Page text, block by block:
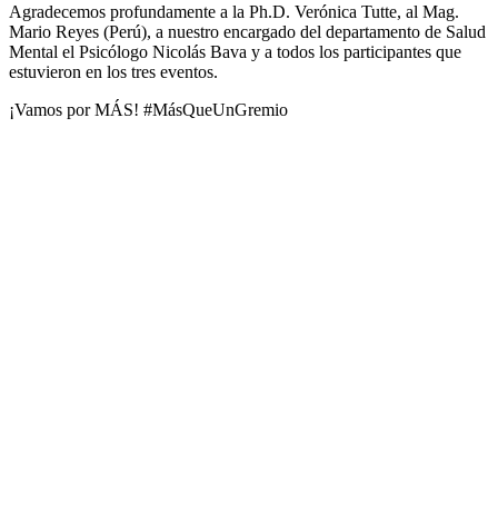
Agradecemos profundamente a la Ph.D. Verónica Tutte, al Mag.
Mario Reyes (Perú), a nuestro encargado del departamento de Salud
Mental el Psicólogo Nicolás Bava y a todos los participantes que
estuvieron en los tres eventos.
¡Vamos por MÁS! #MásQueUnGremio